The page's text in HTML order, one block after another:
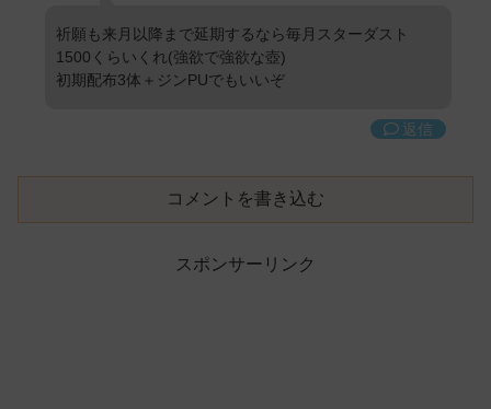
祈願も来月以降まで延期するなら毎月スターダスト
1500くらいくれ(強欲で強欲な壺)
初期配布3体＋ジンPUでもいいぞ
返信
コメントを書き込む
スポンサーリンク